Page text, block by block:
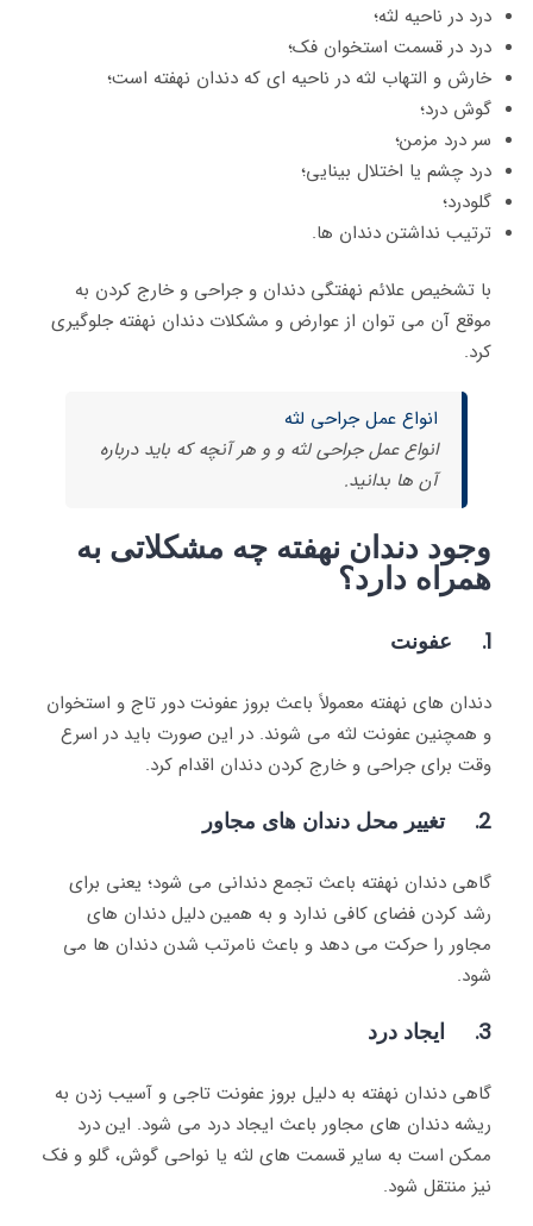
درد در ناحیه لثه؛
درد در قسمت استخوان فک؛
خارش و التهاب لثه در ناحیه ای که دندان نهفته است؛
گوش درد؛
سر درد مزمن؛
درد چشم یا اختلال بینایی؛
گلودرد؛
ترتیب نداشتن دندان ها.
با تشخیص علائم نهفتگی دندان و جراحی و خارج کردن به
موقع آن می توان از عوارض و مشکلات دندان نهفته جلوگیری
کرد.
انواع عمل جراحی لثه
انواع عمل جراحی لثه و و هر آنچه که باید درباره
آن ها بدانید.
وجود دندان نهفته چه مشکلاتی به
همراه دارد؟
1. عفونت
دندان های نهفته معمولاً باعث بروز عفونت دور تاج و استخوان
و همچنین عفونت لثه می شوند. در این صورت باید در اسرع
وقت برای جراحی و خارج کردن دندان اقدام کرد.
2. تغییر محل دندان های مجاور
گاهی دندان نهفته باعث تجمع دندانی می شود؛ یعنی برای
رشد کردن فضای کافی ندارد و به همین دلیل دندان های
مجاور را حرکت می دهد و باعث نامرتب شدن دندان ها می
شود.
3. ایجاد درد
گاهی دندان نهفته به دلیل بروز عفونت تاجی و آسیب زدن به
ریشه دندان های مجاور باعث ایجاد درد می شود. این درد
ممکن است به سایر قسمت های لثه یا نواحی گوش، گلو و فک
نیز منتقل شود.